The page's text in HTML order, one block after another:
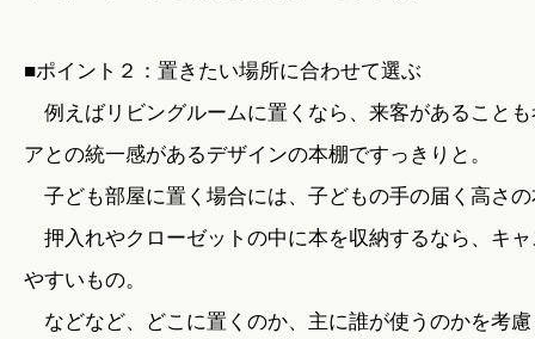
■ポイント２：置きたい場所に合わせて選ぶ
例えばリビングルームに置くなら、来客があること
アとの統一感があるデザインの本棚ですっきりと。
子ども部屋に置く場合には、子どもの手の届く高さ
押入れやクローゼットの中に本を収納するなら、キ
やすいもの。
などなど、どこに置くのか、主に誰が使うのかを考